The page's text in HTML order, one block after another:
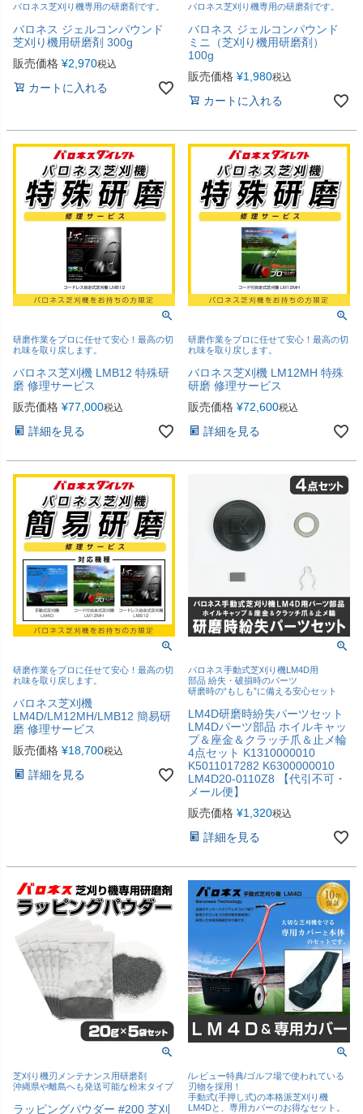
バロネス芝刈り機専用の研磨剤です。
バロネス ジェルコンパウンド
芝刈り機用研磨剤 300g
販売価格 ¥2,970税込
カートに入れる
バロネス芝刈り機専用の研磨剤です。
バロネス ジェルコンパウンド
ミニ（芝刈り機用研磨剤）
100g
販売価格 ¥1,980税込
カートに入れる
研磨作業をプロに任せて安心！最高の切
れ味を取り戻します。
バロネス芝刈機 LMB12 特殊研
磨 修理サービス
販売価格 ¥77,000税込
詳細を見る
研磨作業をプロに任せて安心！最高の切
れ味を取り戻します。
バロネス芝刈機 LM12MH 特殊
研磨 修理サービス
販売価格 ¥72,600税込
詳細を見る
研磨作業をプロに任せて安心！最高の切
れ味を取り戻します。
バロネス芝刈機
LM4D/LM12MH/LMB12 簡易研
磨 修理サービス
販売価格 ¥18,700税込
詳細を見る
バロネス手動式芝刈り機LM4D用
部品 紛失・破損時のパーツ
研磨時の“もしも”に備える安心セット
LM4D研磨時紛失パーツセット
LM4Dパーツ部品 ホイルキャッ
プ＆座金＆クラッチ爪＆止メ輪
4点セット K1310000010
K5011017282 K6300000010
LM4D20-0110Z8 【代引不可・
メール便】
販売価格 ¥1,320税込
詳細を見る
芝刈り機刃メンテナンス用研磨剤
沖縄県や離島へも発送可能な粉末タイプ
ラッピングパウダー #200 芝刈
/レビュー特典/ゴルフ場で使われている
刃物を採用！
手動式(手押し式)の本格派芝刈り機
LM4Dと、専用カバーのお得なセット。